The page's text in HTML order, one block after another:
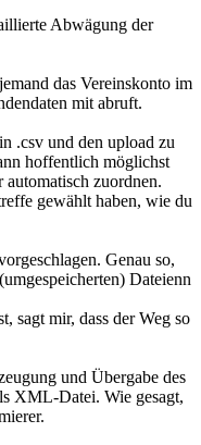
Abwägung der
das Vereinskonto im
mit abruft.
.csv und den upload zu
hoffentlich möglichst
zuordnen.
gewählt haben, wie du
Genau so,
Dateienn
sagt mir, dass der Weg so
und Übergabe des
XML-Datei. Wie gesagt,